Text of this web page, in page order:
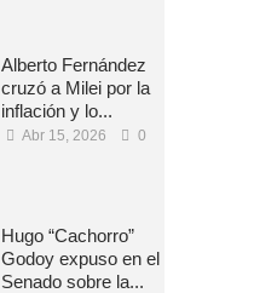
Alberto Fernández
cruzó a Milei por la
inflación y lo...
Abr 15, 2026 0
Hugo “Cachorro”
Godoy expuso en el
Senado sobre la...